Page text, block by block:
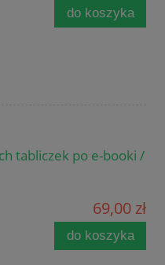
do koszyka
tabliczek po e-booki /
69,00 zł
do koszyka